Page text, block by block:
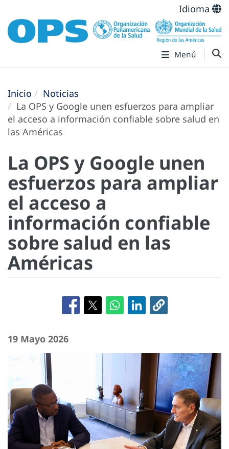
Idioma
Menú
Inicio
Noticias
La OPS y Google unen esfuerzos para ampliar
el acceso a información confiable sobre salud en
las Américas
La OPS y Google unen
esfuerzos para ampliar
el acceso a
información confiable
sobre salud en las
Américas
19 Mayo 2026